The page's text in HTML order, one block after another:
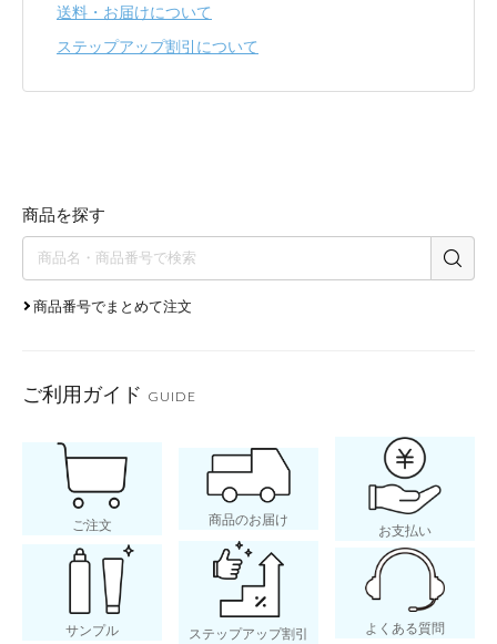
送料・お届けについて
ステップアップ割引について
商品を探す
商品番号でまとめて注文
ご利用ガイド GUIDE
ご注文 商品のお届け
お支払い
サンプル ステップアップ割引 よくある質問